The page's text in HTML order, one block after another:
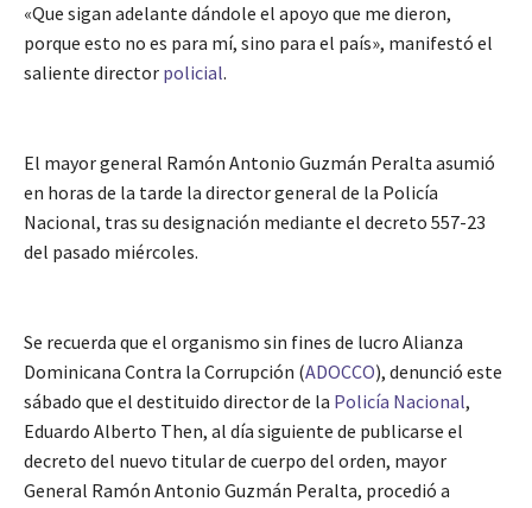
«Que sigan adelante dándole el apoyo que me dieron,
porque esto no es para mí, sino para el país», manifestó el
saliente director policial.
El mayor general Ramón Antonio Guzmán Peralta asumió
en horas de la tarde la director general de la Policía
Nacional, tras su designación mediante el decreto 557-23
del pasado miércoles.
Se recuerda que el organismo sin fines de lucro Alianza
Dominicana Contra la Corrupción (ADOCCO), denunció este
sábado que el destituido director de la Policía Nacional,
Eduardo Alberto Then, al día siguiente de publicarse el
decreto del nuevo titular de cuerpo del orden, mayor
General Ramón Antonio Guzmán Peralta, procedió a